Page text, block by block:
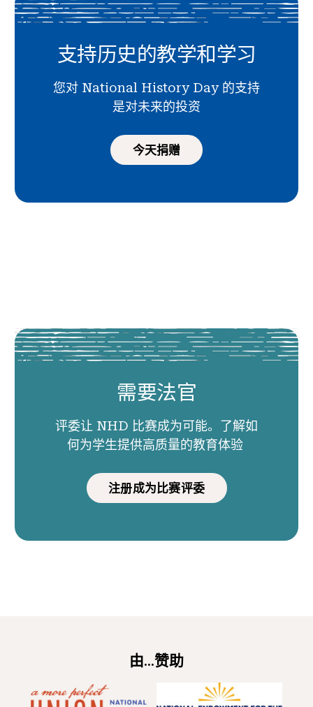
支持历史的教学和学习
您对 National History Day 的支持
是对未来的投资
今天捐赠
需要法官
评委让 NHD 比赛成为可能。了解如
何为学生提供高质量的教育体验
注册成为比赛评委
由...赞助